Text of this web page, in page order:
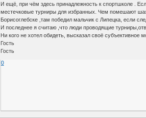
И ещё, при чём здесь принадлежность к спортшколе .
местечковые турниры для избранных. Чем помешают
Борисоглебске ,там победил мальчик с Липецка, если
И последнее я считаю ,что люди проводящие
Ни кого не хотел обидеть, высказал своё субъективное
Гость
Гость
0